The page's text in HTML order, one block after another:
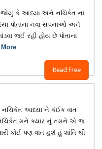
Read Free
કે આધ્યા અને નચિકેત ના
પોતાના નવા સપનાઓ અને
જઈ રહી હોય છે પોતાના
આધ્યા ને કંઈક વાત
મને ક્યાર નું તમને એ જ
કોઈ પણ વાત હશે હું શાંતિ થી